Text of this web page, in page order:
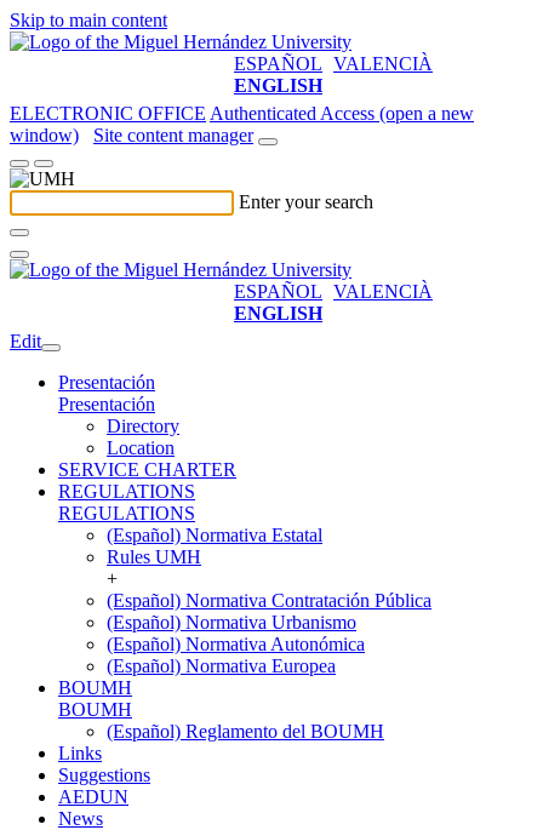
Skip to main content
ESPAÑOL VALENCIÀ
ENGLISH
ELECTRONIC OFFICE Authenticated Access (open a new
window)
Site content manager
Enter your search
ESPAÑOL VALENCIÀ
ENGLISH
Edit
Presentación
Presentación
Directory
Location
SERVICE CHARTER
REGULATIONS
REGULATIONS
(Español) Normativa Estatal
Rules UMH
+
(Español) Normativa Contratación Pública
(Español) Normativa Urbanismo
(Español) Normativa Autonómica
(Español) Normativa Europea
BOUMH
BOUMH
(Español) Reglamento del BOUMH
Links
Suggestions
AEDUN
News